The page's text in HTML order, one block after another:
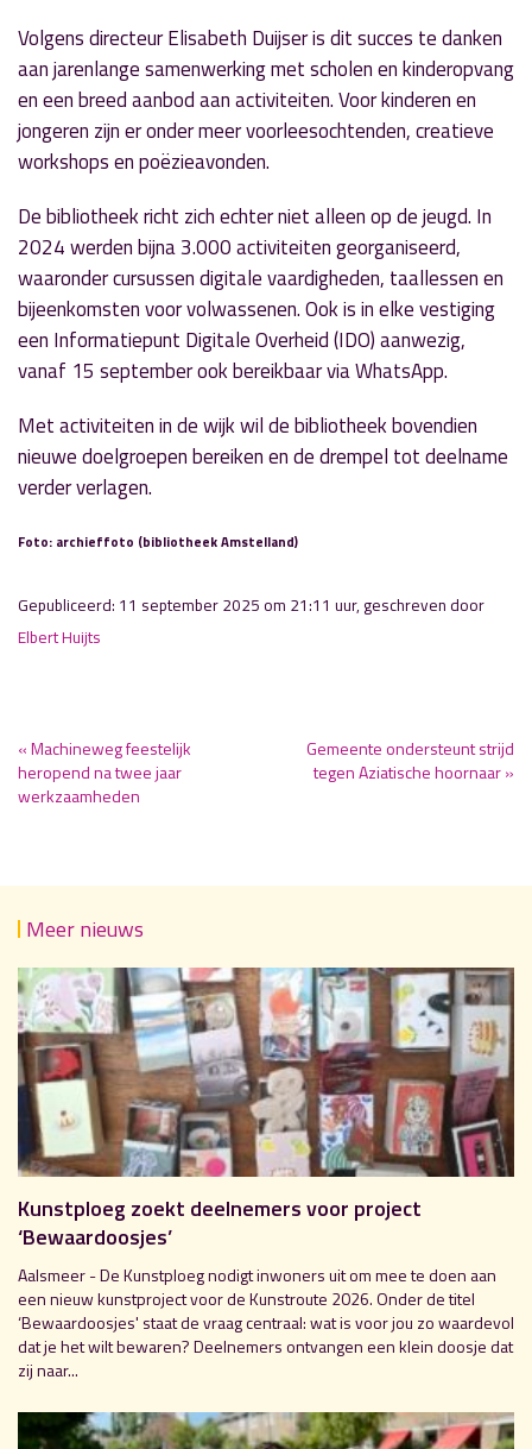
Volgens directeur Elisabeth Duijser is dit succes te danken
aan jarenlange samenwerking met scholen en kinderopvang
en een breed aanbod aan activiteiten. Voor kinderen en
jongeren zijn er onder meer voorleesochtenden, creatieve
workshops en poëzieavonden.
De bibliotheek richt zich echter niet alleen op de jeugd. In
2024 werden bijna 3.000 activiteiten georganiseerd,
waaronder cursussen digitale vaardigheden, taallessen en
bijeenkomsten voor volwassenen. Ook is in elke vestiging
een Informatiepunt Digitale Overheid (IDO) aanwezig,
vanaf 15 september ook bereikbaar via WhatsApp.
Met activiteiten in de wijk wil de bibliotheek bovendien
nieuwe doelgroepen bereiken en de drempel tot deelname
verder verlagen.
Foto: archieffoto (bibliotheek Amstelland)
Gepubliceerd: 11 september 2025 om 21:11 uur, geschreven door
Elbert Huijts
« Machineweg feestelijk
heropend na twee jaar
werkzaamheden
Gemeente ondersteunt strijd
tegen Aziatische hoornaar »
Meer nieuws
Kunstploeg zoekt deelnemers voor project
‘Bewaardoosjes’
Aalsmeer - De Kunstploeg nodigt inwoners uit om mee te doen aan
een nieuw kunstproject voor de Kunstroute 2026. Onder de titel
‘Bewaardoosjes' staat de vraag centraal: wat is voor jou zo waardevol
dat je het wilt bewaren? Deelnemers ontvangen een klein doosje dat
zij naar...